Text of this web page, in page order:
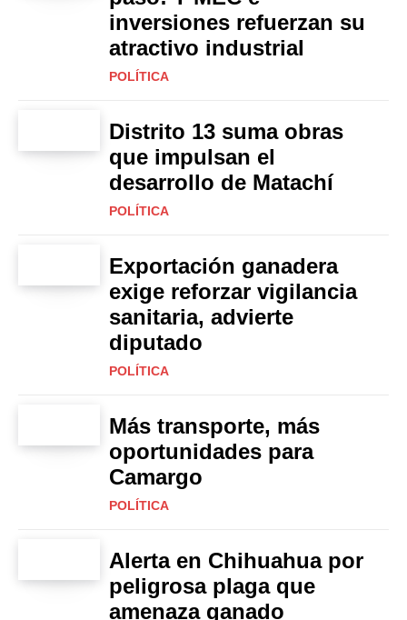
inversiones refuerzan su
atractivo industrial
POLÍTICA
Distrito 13 suma obras
que impulsan el
desarrollo de Matachí
POLÍTICA
Exportación ganadera
exige reforzar vigilancia
sanitaria, advierte
diputado
POLÍTICA
Más transporte, más
oportunidades para
Camargo
POLÍTICA
Alerta en Chihuahua por
peligrosa plaga que
amenaza ganado